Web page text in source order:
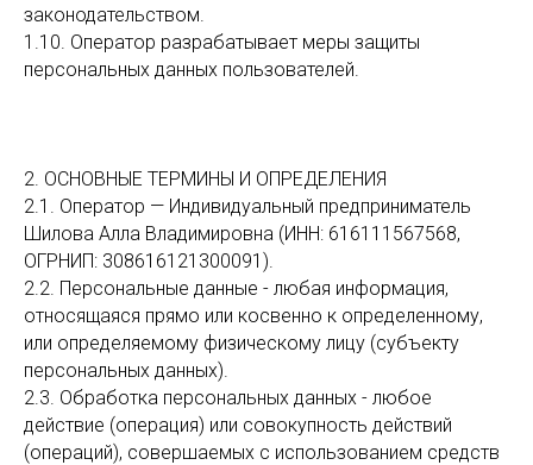
законодательством.
1.10. Оператор разрабатывает меры защиты
персональных данных пользователей.
2. ОСНОВНЫЕ ТЕРМИНЫ И ОПРЕДЕЛЕНИЯ
2.1. Оператор — Индивидуальный предприниматель
Шилова Алла Владимировна (ИНН: 616111567568,
ОГРНИП: 308616121300091).
2.2. Персональные данные - любая информация,
относящаяся прямо или косвенно к определенному,
или определяемому физическому лицу (субъекту
персональных данных).
2.3. Обработка персональных данных - любое
действие (операция) или совокупность действий
(операций), совершаемых с использованием средств